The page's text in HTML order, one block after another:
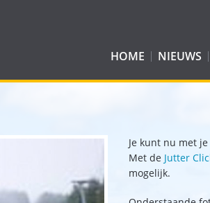
HOME NIEUWS
E-JUTTER
JUTTER COMPACT
JUTTER CLICK & GO
EASYWAY SKI
BRANCARD
EASY ROLLER
BOSROLLATOR
Je kunt nu met
Met de Jutter
mogelijk.